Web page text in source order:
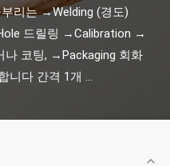
리는 →Welding (경도)
드릴링 →Calibration →
나 코팅, →Packaging 회화
니다 간격 1개 ...